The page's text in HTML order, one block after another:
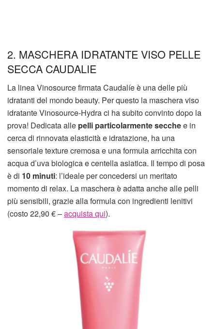
2. MASCHERA IDRATANTE VISO PELLE
SECCA CAUDALIE
La linea Vinosource firmata Caudalíe è una delle più
idratanti del mondo beauty. Per questo la maschera viso
idratante Vinosource-Hydra ci ha subito convinto dopo la
prova! Dedicata alle pelli particolarmente secchee in
cerca di rinnovata elasticità e idratazione, ha una
sensoriale texture cremosa e una formula arricchita con
acqua d’uva biologica e centella asiatica. Il tempo di posa
è di 10 minuti: l’ideale per concedersi un meritato
momento di relax. La maschera è adatta anche alle pelli
più sensibili, grazie alla formula con ingredienti lenitivi
(costo 22,90 € –acquista qui).